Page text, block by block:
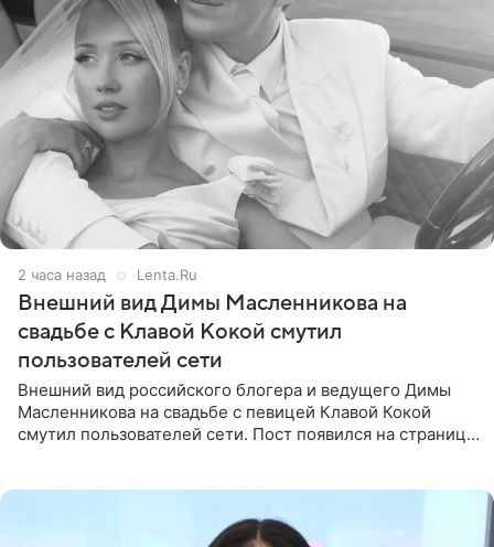
2 часа назад Lenta.Ru
Внешний вид Димы Масленникова на
свадьбе с Клавой Кокой смутил
пользователей сети
Внешний вид российского блогера и ведущего Димы
Масленникова на свадьбе с певицей Клавой Кокой
смутил пользователей сети. Пост появился на странице